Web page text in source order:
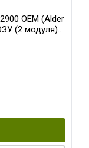
OEM (Alder
(2 модуля)/
256bit 3xDP